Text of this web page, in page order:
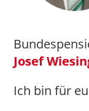
Josef
Ich bin für